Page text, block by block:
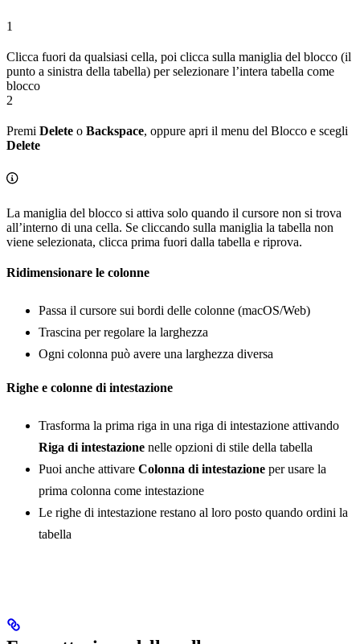
1
Clicca fuori da qualsiasi cella, poi clicca sulla maniglia del blocco (il
punto a sinistra della tabella) per selezionare l’intera tabella come
blocco
2
Premi Delete o Backspace, oppure apri il menu del Blocco e scegli
Delete
La maniglia del blocco si attiva solo quando il cursore non si trova
all’interno di una cella. Se cliccando sulla maniglia la tabella non
viene selezionata, clicca prima fuori dalla tabella e riprova.
Ridimensionare le colonne
Passa il cursore sui bordi delle colonne (macOS/Web)
Trascina per regolare la larghezza
Ogni colonna può avere una larghezza diversa
Righe e colonne di intestazione
Trasforma la prima riga in una riga di intestazione attivando
Riga di intestazione nelle opzioni di stile della tabella
Puoi anche attivare Colonna di intestazione per usare la
prima colonna come intestazione
Le righe di intestazione restano al loro posto quando ordini la
tabella